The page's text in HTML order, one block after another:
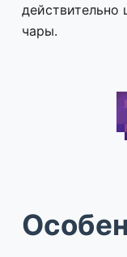
действительно
чары.